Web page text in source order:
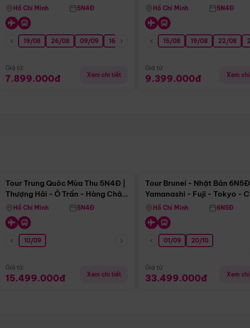
06/09 13/09 20/09 27/09
NhaHồ Chí Minh 5N4Đ
19/08 26/08 09/09 16/09 23/09 30/09 07/10 14/10
Giá từ:
7.899.000đ Xem chi tiết
Hồ Chí Minh 5N4Đ
15/08 19/08 22/08
Giá từ:
9.399.000đ Xem
Tour Trung Quôc Mùa Thu 5N4Đ |
Thượng Hải - Ô Trấn - Hàng Châu
(Tour Không Shopping)
Hồ Chí Minh 5N4Đ
10/09
Giá từ:
15.499.000đ Xem chi tiết
Tour Brunei - Nhật Bản 6N5Đ |
Yamanashi - Fuji - Tokyo -
- Freeday
Hồ Chí Minh 6N5Đ
01/09 20/10
Giá từ:
33.499.000đ Xem